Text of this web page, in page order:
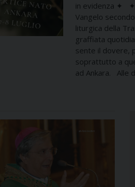
in evidenza ✦
Vangelo
liturgica della
graffiata
sente il dovere,
soprattutto a
ad Ankara. Alle